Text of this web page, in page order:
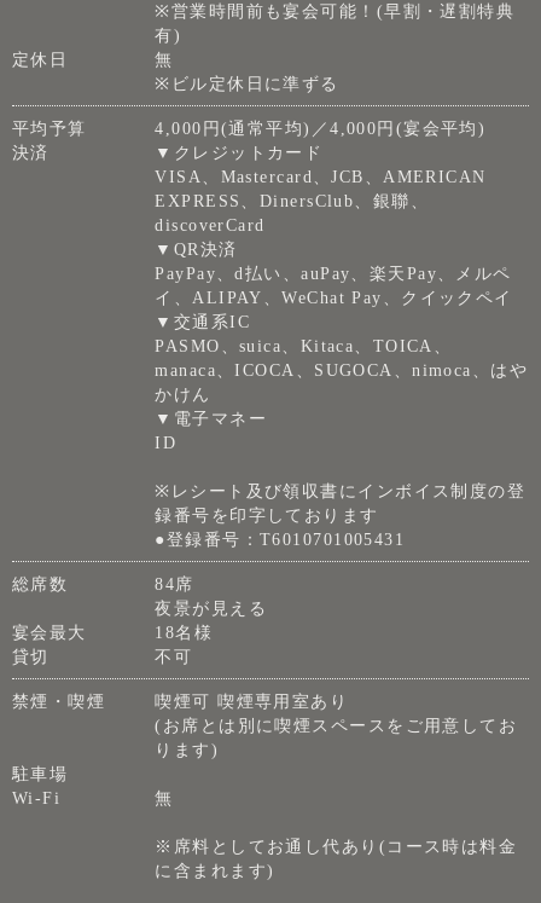
※営業時間前も宴会可能！(早割・遅割特典
有)
定休日
無
※ビル定休日に準ずる
平均予算
4,000円(通常平均)／4,000円(宴会平均)
決済
▼クレジットカード
VISA、Mastercard、JCB、AMERICAN
EXPRESS、DinersClub、銀聯、
discoverCard
▼QR決済
PayPay、d払い、auPay、楽天Pay、メルペ
イ、ALIPAY、WeChat Pay、クイックペイ
▼交通系IC
PASMO、suica、Kitaca、TOICA、
manaca、ICOCA、SUGOCA、nimoca、はや
かけん
▼電子マネー
ID
※レシート及び領収書にインボイス制度の登
録番号を印字しております
●登録番号：T6010701005431
総席数
84席
夜景が見える
宴会最大
18名様
貸切
不可
禁煙・喫煙
喫煙可 喫煙専用室あり
(お席とは別に喫煙スペースをご用意してお
ります)
駐車場
Wi-Fi
無
※席料としてお通し代あり(コース時は料金
に含まれます)